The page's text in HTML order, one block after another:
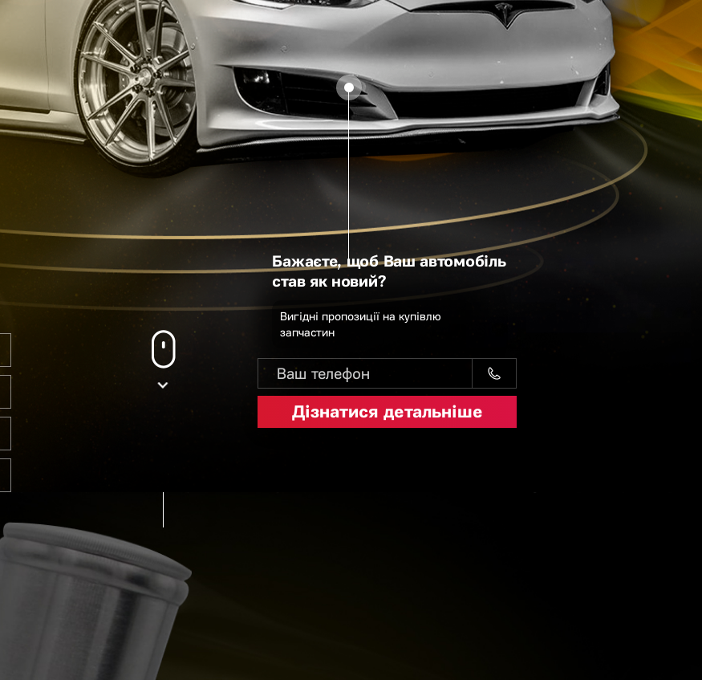
Бажаєте, щоб Ваш автомобіль
став як новий?
Вигідні пропозиції на купівлю
запчастин